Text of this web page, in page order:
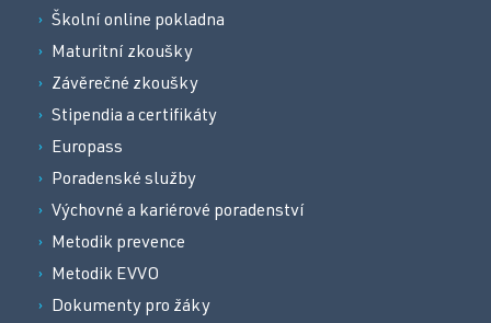
Školní online pokladna
Maturitní zkoušky
Závěrečné zkoušky
Stipendia a certifikáty
Europass
Poradenské služby
Výchovné a kariérové poradenství
Metodik prevence
Metodik EVVO
Dokumenty pro žáky